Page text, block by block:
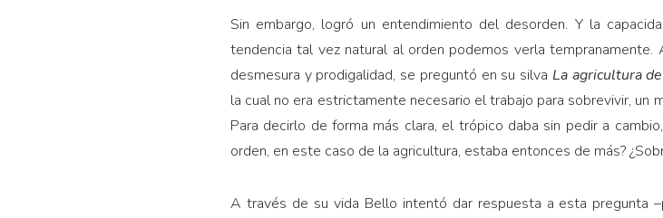
Sin embargo, logró un entendimiento del desorden. Y la
tendencia tal vez natural al orden podemos verla
desmesura y prodigalidad, se preguntó en su silva La agricultura
la cual no era estrictamente necesario el trabajo para sobrevivir, un
Para decirlo de forma más clara, el trópico daba sin pedir a
orden, en este caso de la agricultura, estaba entonces de más?
A través de su vida Bello intentó dar respuesta a esta pregunta